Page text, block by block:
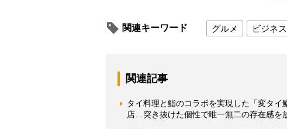
関連キーワード グルメ ビジネス
関連記事
タイ料理と鮨のコラボを実現した「変タ
店…突き抜けた個性で唯一無二の存在感を